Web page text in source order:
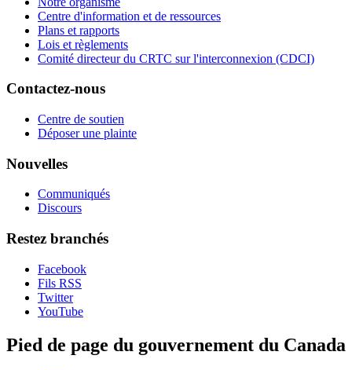
Centre d'information et de ressources
Plans et rapports
Lois et règlements
Comité directeur du CRTC sur l'interconnexion (CDCI)
Contactez-nous
Centre de soutien
Déposer une plainte
Nouvelles
Communiqués
Discours
Restez branchés
Facebook
Fils RSS
Twitter
YouTube
Pied de page du gouvernement du Canada